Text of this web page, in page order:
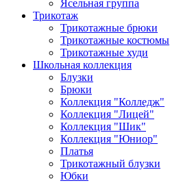
Ясельная группа
Трикотаж
Трикотажные брюки
Трикотажные костюмы
Трикотажные худи
Школьная коллекция
Блузки
Брюки
Коллекция "Колледж"
Коллекция "Лицей"
Коллекция "Шик"
Коллекция "Юниор"
Платья
Трикотажный блузки
Юбки